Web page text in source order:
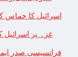
اسرائیل کا
فرانسیسی صدر